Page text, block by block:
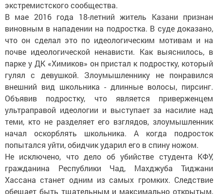
экстремистского сообщества.
В мае 2016 года 18-летний житель Казани признан
виновным в нападении на подростка. В суде доказано,
что он сделал это по идеологическим мотивам и на
почве идеологической ненависти. Как выяснилось, в
парке у ДК «Химиков» он пристал к подростку, который
гулял с девушкой. Злоумышленнику не понравился
внешний вид школьника - длинные волосы, пирсинг.
Объявив подростку, что является приверженцем
ультраправой идеологии и выступает за насилие над
теми, кто не разделяет его взглядов, злоумышленник
начал оскорблять школьника. А когда подросток
попытался уйти, обидчик ударил его в спину ножом.
Не исключено, что дело об убийстве студента КФУ,
гражданина Республики Чад, Махджуба Тиджани
Хассана станет одним из самых громких. Следствие
обещает быть тщательным и максимально открытым,